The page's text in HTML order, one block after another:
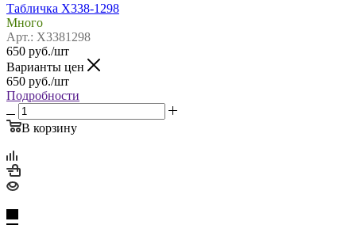
Табличка Х338-1298
Много
Арт.: Х3381298
650 руб./шт
Варианты цен
650 руб./шт
Подробности
В корзину